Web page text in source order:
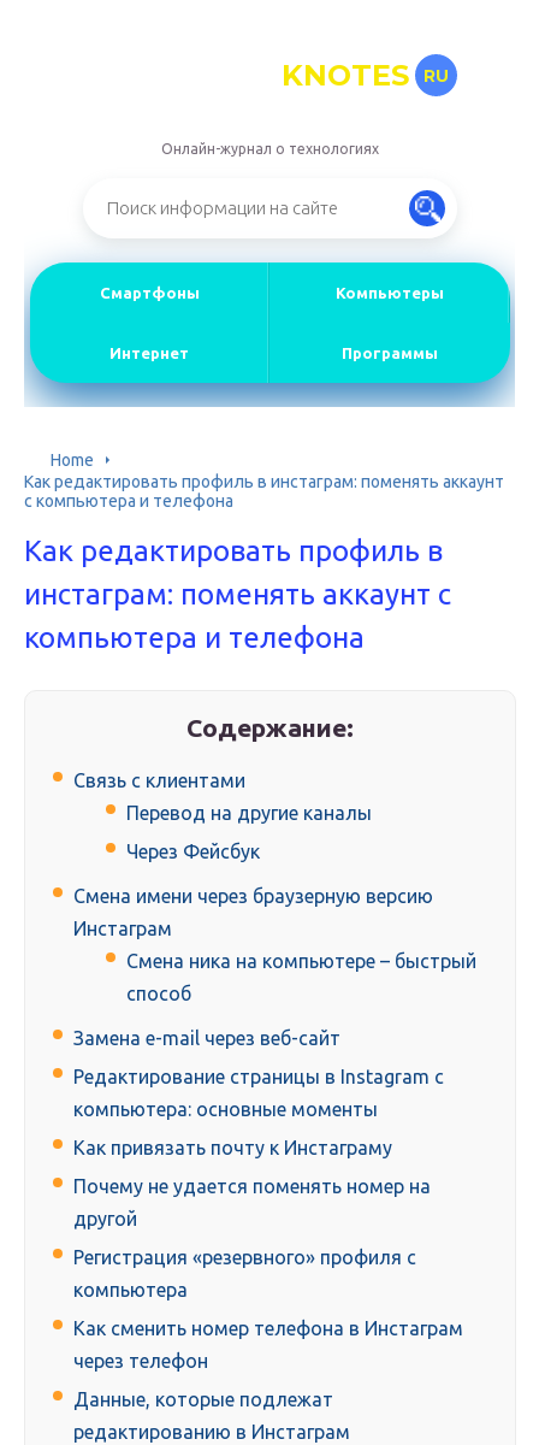
KNOTES RU
Онлайн-журнал о технологиях
Смартфоны Компьютеры
Интернет Программы
Home
Как редактировать профиль в инстаграм: поменять аккаунт
с компьютера и телефона
Как редактировать профиль в
инстаграм: поменять аккаунт с
компьютера и телефона
Содержание:
Связь с клиентами
Перевод на другие каналы
Через Фейсбук
Смена имени через браузерную версию
Инстаграм
Смена ника на компьютере – быстрый
способ
Замена e-mail через веб-сайт
Редактирование страницы в Instagram с
компьютера: основные моменты
Как привязать почту к Инстаграму
Почему не удается поменять номер на
другой
Регистрация «резервного» профиля с
компьютера
Как сменить номер телефона в Инстаграм
через телефон
Данные, которые подлежат
редактированию в Инстаграм